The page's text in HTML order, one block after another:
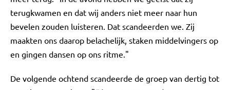
terugkwamen en dat wij anders niet meer naar hun
bevelen zouden luisteren. Dat scandeerden we. Zij
maakten ons daarop belachelijk, staken middelvingers op
en gingen dansen op ons ritme."
De volgende ochtend scandeerde de groep van dertig tot